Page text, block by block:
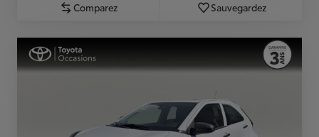
Comparez Sauvegardez